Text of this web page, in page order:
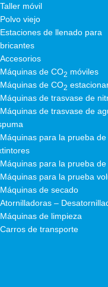
móvil
viejo
de llenado para
de CO2 móviles
de CO2
de trasvase de
de trasvase de
para la prueba de
para la prueba de
para la prueba
de secado
–
de limpieza
de transporte